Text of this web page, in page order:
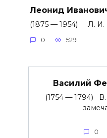
Леонид
(1875 — 1954) Л. И.
0 529
Василий
(1754 — 1794)
0